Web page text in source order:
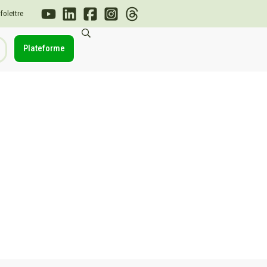
Plateforme